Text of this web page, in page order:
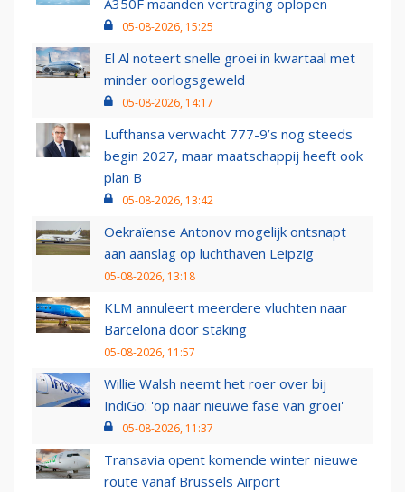
A350F maanden vertraging oplopen
05-08-2026, 15:25
El Al noteert snelle groei in kwartaal met
minder oorlogsgeweld
05-08-2026, 14:17
Lufthansa verwacht 777-9’s nog steeds
begin 2027, maar maatschappij heeft ook
plan B
05-08-2026, 13:42
Oekraïense Antonov mogelijk ontsnapt
aan aanslag op luchthaven Leipzig
05-08-2026, 13:18
KLM annuleert meerdere vluchten naar
Barcelona door staking
05-08-2026, 11:57
Willie Walsh neemt het roer over bij
IndiGo: 'op naar nieuwe fase van groei'
05-08-2026, 11:37
Transavia opent komende winter nieuwe
route vanaf Brussels Airport